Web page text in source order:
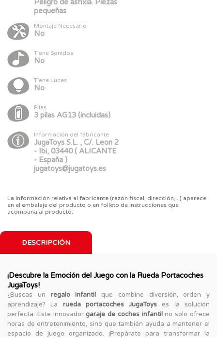
pequeñas
Montaje Necesario
No
Tiene Sonidos
No
Tiene Luces
No
Pilas
3 pilas AG13 (incluidas)
Información del fabricante
JugaToys S.L. , C/. Leon 2
- Ibi, 03440 ( ALICANTE
- España )
jugatoys@jugatoys.es
La información relativa al fabricante (razón fiscal, dirección,...) aparece
en el embalaje del producto o en folleto de instrucciones que
acompaña al producto.
DESCRIPCIÓN
¡Descubre la Emoción del Juego con la Rueda Portacoches
JugaToys!
¿Buscas un regalo infantil que combine diversión, orden y
aprendizaje? La rueda portacoches JugaToys es la solución
perfecta. Este innovadorgaraje de coches infantilno solo ofrece
horas de entretenimiento, sino que también ayuda a mantener el
espacio de juego organizado. ¡Prepárate para transformar la